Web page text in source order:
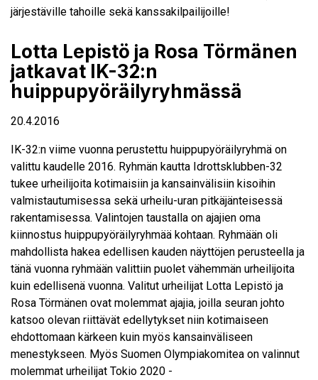
järjestäville tahoille sekä kanssakilpailijoille!
Lotta Lepistö ja Rosa Törmänen
jatkavat IK-32:n
huippupyöräilyryhmässä
20.4.2016
IK-32:n viime vuonna perustettu huippupyöräilyryhmä on
valittu kaudelle 2016. Ryhmän kautta Idrottsklubben-32
tukee urheilijoita kotimaisiin ja kansainvälisiin kisoihin
valmistautumisessa sekä urheilu-uran pitkäjänteisessä
rakentamisessa. Valintojen taustalla on ajajien oma
kiinnostus huippupyöräilyryhmää kohtaan. Ryhmään oli
mahdollista hakea edellisen kauden näyttöjen perusteella ja
tänä vuonna ryhmään valittiin puolet vähemmän urheilijoita
kuin edellisenä vuonna. Valitut urheilijat Lotta Lepistö ja
Rosa Törmänen ovat molemmat ajajia, joilla seuran johto
katsoo olevan riittävät edellytykset niin kotimaiseen
ehdottomaan kärkeen kuin myös kansainväliseen
menestykseen. Myös Suomen Olympiakomitea on valinnut
molemmat urheilijat Tokio 2020 -